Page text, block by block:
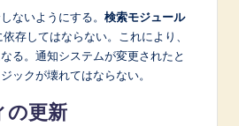
ないようにする。 検索モジュール
存してはならない。これにより、
る。通知システムが変更されたと
ックが壊れてはならない。
の更新